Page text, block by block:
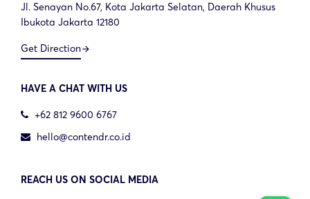
Jl. Senayan No.67, Kota Jakarta Selatan, Daerah Khusus
Ibukota Jakarta 12180
Get Directionarrow_forward
HAVE A CHAT WITH US
+62 812 9600 6767
hello@contendr.co.id
REACH US ON SOCIAL MEDIA